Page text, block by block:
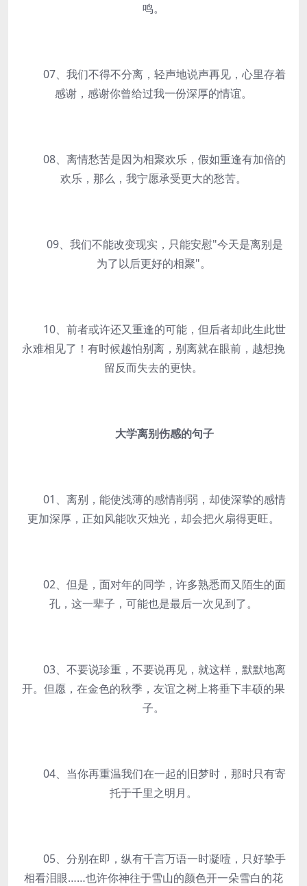
鸣。
07、我们不得不分离，轻声地说声再见，心里存着
感谢，感谢你曾给过我一份深厚的情谊。
08、离情愁苦是因为相聚欢乐，假如重逢有加倍的
欢乐，那么，我宁愿承受更大的愁苦。
09、我们不能改变现实，只能安慰"今天是离别是
为了以后更好的相聚"。
10、前者或许还又重逢的可能，但后者却此生此世
永难相见了！有时候越怕别离，别离就在眼前，越想挽
留反而失去的更快。
大学离别伤感的句子
01、离别，能使浅薄的感情削弱，却使深挚的感情
更加深厚，正如风能吹灭烛光，却会把火扇得更旺。
02、但是，面对年的同学，许多熟悉而又陌生的面
孔，这一辈子，可能也是最后一次见到了。
03、不要说珍重，不要说再见，就这样，默默地离
开。但愿，在金色的秋季，友谊之树上将垂下丰硕的果
子。
04、当你再重温我们在一起的旧梦时，那时只有寄
托于千里之明月。
05、分别在即，纵有千言万语一时凝噎，只好挚手
相看泪眼……也许你神往于雪山的颜色开一朵雪白的花